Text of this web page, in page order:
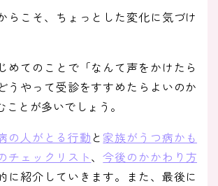
らこそ、ちょっとした変化に気づけ
めてのことで「なんて声をかけたら
うやって受診をすすめたらよいのか
とが多いでしょう。
の人がとる行動 と 家族がうつ病かも
チェックリスト、今後のかかわり方
に紹介していきます。また、最後に